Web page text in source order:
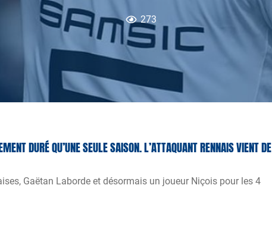
273
DURÉ QU’UNE SEULE SAISON. L’ATTAQUANT RENNAIS VIENT DE
Gaëtan Laborde et désormais un joueur Niçois pour les 4